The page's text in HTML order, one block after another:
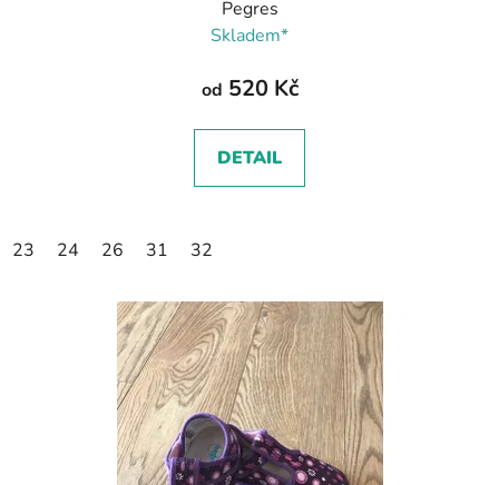
Pegres
Skladem*
od 520 Kč
DETAIL
23 24 26 31 32